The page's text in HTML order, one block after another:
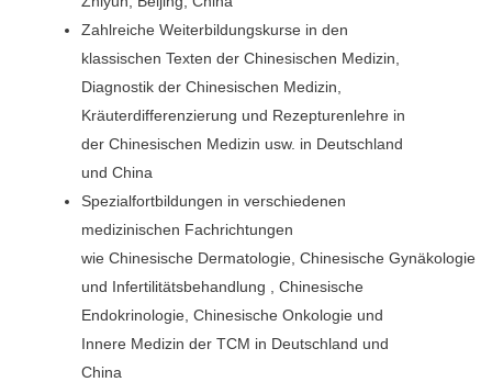
Zahlreiche Weiterbildungskurse in den
klassischen Texten der Chinesischen Medizin,
Diagnostik der Chinesischen Medizin,
Kräuterdifferenzierung und Rezepturenlehre in
der Chinesischen Medizin usw. in Deutschland
und China
Spezialfortbildungen in verschiedenen
medizinischen Fachrichtungen
wie Chinesische Dermatologie, Chinesische Gynäkologie
und Infertilitätsbehandlung , Chinesische
Endokrinologie, Chinesische Onkologie und
Innere Medizin der TCM in Deutschland und
China